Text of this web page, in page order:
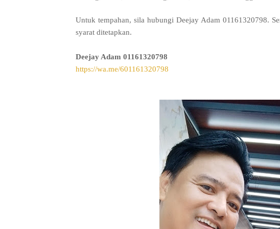
Untuk tempahan, sila hubungi Deejay Adam 01161320798.
syarat ditetapkan.
Deejay Adam 01161320798
https://wa.me/601161320798